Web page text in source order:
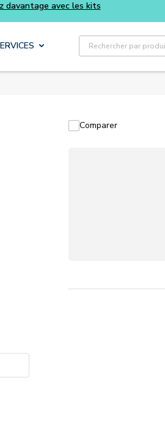
Tous vos essentiels du
Recherche sur le
Comparer